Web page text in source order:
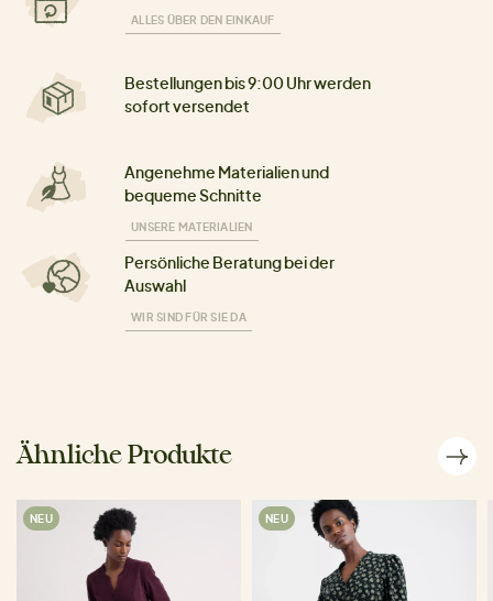
ALLES ÜBER DEN EINKAUF
Bestellungen bis 9:00 Uhr werden
sofort versendet
Angenehme Materialien und
bequeme Schnitte
UNSERE MATERIALIEN
Persönliche Beratung bei der
Auswahl
WIR SIND FÜR SIE DA
Ähnliche Produkte
NEU NEU